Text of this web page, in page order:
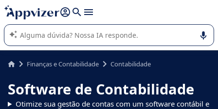
de nossa IA (várias linhas com
A IA do Appvizer o orienta no uso ou na seleção de software
SaaS para sua empresa.
Finanças e Contabilidade Contabilidade
Software de Contabilidade
Otimize sua gestão de contas com um software contábil e